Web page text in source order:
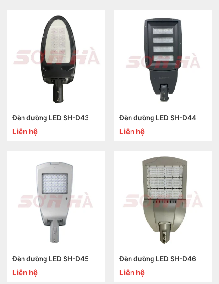
Đèn đường LED SH-D43
Liên hệ
Đèn đường LED SH-D44
Liên hệ
Đèn đường LED SH-D45
Liên hệ
Đèn đường LED SH-D46
Liên hệ